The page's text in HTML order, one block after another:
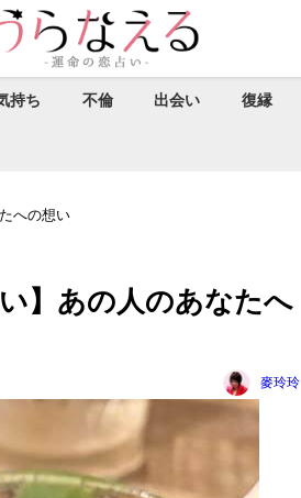
持ち 不倫 出会い 復縁
への想い
】あの人のあなたへ
麥玲玲